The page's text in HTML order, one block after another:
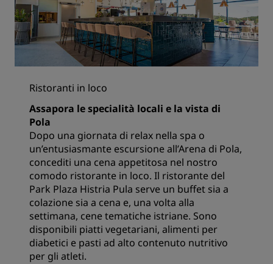
Ristoranti in loco
Assapora le specialità locali e la vista di
Pola
Dopo una giornata di relax nella spa o
un’entusiasmante escursione all’Arena di Pola,
concediti una cena appetitosa nel nostro
comodo ristorante in loco. Il ristorante del
Park Plaza Histria Pula serve un buffet sia a
colazione sia a cena e, una volta alla
settimana, cene tematiche istriane. Sono
disponibili piatti vegetariani, alimenti per
diabetici e pasti ad alto contenuto nutritivo
per gli atleti.